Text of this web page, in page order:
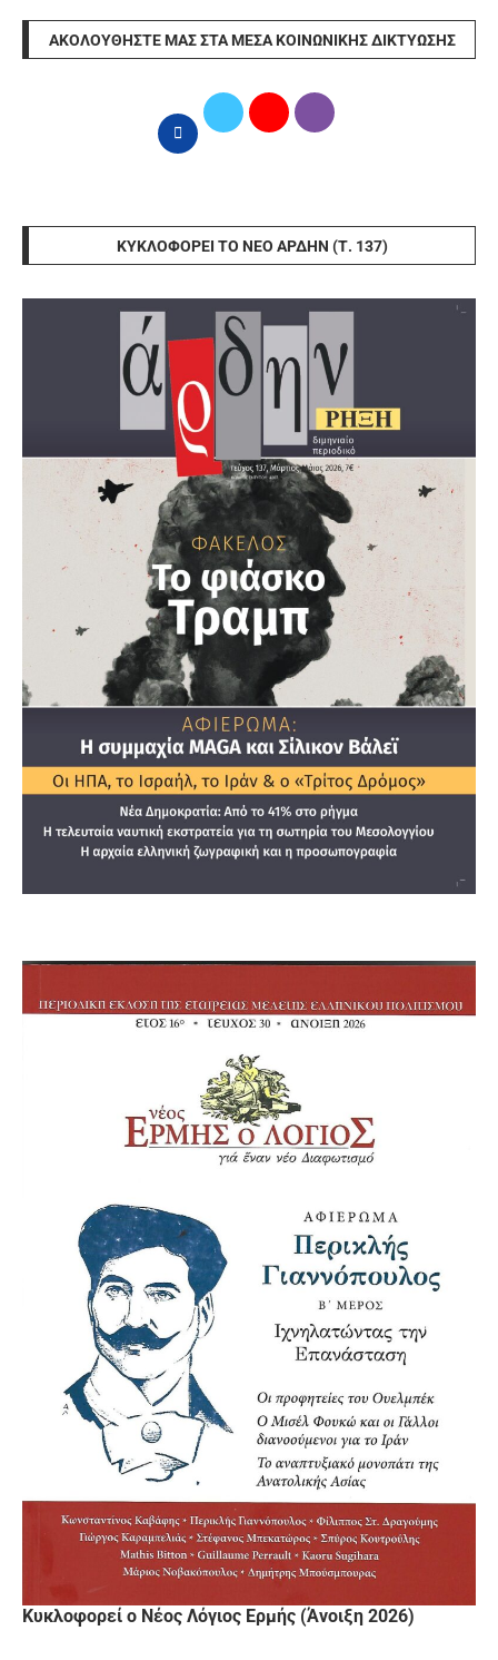
ΑΚΟΛΟΥΘΉΣΤΕ ΜΑΣ ΣΤΑ ΜΈΣΑ ΚΟΙΝΩΝΙΚΉΣ ΔΙΚΤΎΩΣΗΣ
ΚΥΚΛΟΦΟΡΕΊ ΤΟ ΝΈΟ ΆΡΔΗΝ (Τ. 137)
Κυκλοφορεί ο Νέος Λόγιος Ερμής (Άνοιξη 2026)